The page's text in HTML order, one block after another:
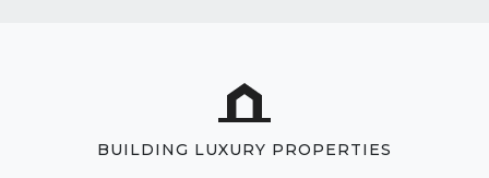
BUILDING LUXURY PROPERTIES